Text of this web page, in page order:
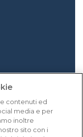
contenuti ed
media e per
inoltre
sito con i